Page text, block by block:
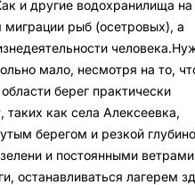
и другие водохранилища на
миграции рыб (осетровых), а
мало, несмотря на то,
берег практически
как села Алексеевка,
берегом и резкой
и постоянными
останавливаться лагерем